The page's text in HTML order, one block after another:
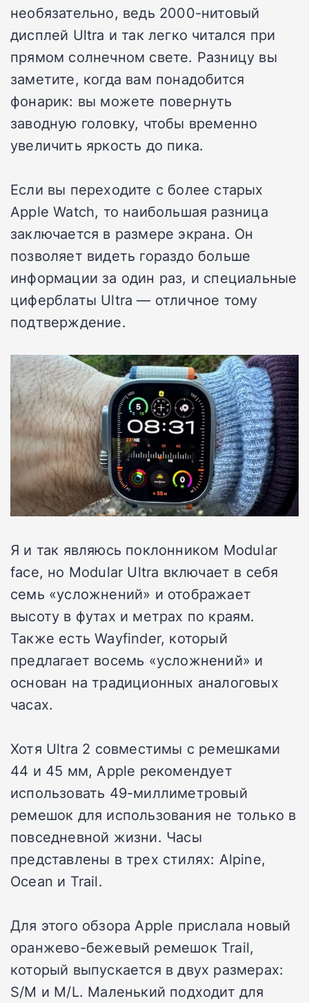
необязательно, ведь 2000-нитовый
дисплей Ultra и так легко читался при
прямом солнечном свете. Разницу вы
заметите, когда вам понадобится
фонарик: вы можете повернуть
заводную головку, чтобы временно
увеличить яркость до пика.
Если вы переходите с более старых
Apple Watch, то наибольшая разница
заключается в размере экрана. Он
позволяет видеть гораздо больше
информации за один раз, и специальные
циферблаты Ultra — отличное тому
подтверждение.
Я и так являюсь поклонником Modular
face, но Modular Ultra включает в себя
семь «усложнений» и отображает
высоту в футах и метрах по краям.
Также есть Wayfinder, который
предлагает восемь «усложнений» и
основан на традиционных аналоговых
часах.
Хотя Ultra 2 совместимы с ремешками
44 и 45 мм, Apple рекомендует
использовать 49-миллиметровый
ремешок для использования не только в
повседневной жизни. Часы
представлены в трех стилях: Alpine,
Ocean и Trail.
Для этого обзора Apple прислала новый
оранжево-бежевый ремешок Trail,
который выпускается в двух размерах:
S/M и M/L. Маленький подходит для